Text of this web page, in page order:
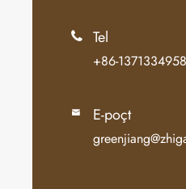
 Tel
+86-
 E-poçt